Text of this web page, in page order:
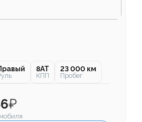
8AT
КПП
23 000 км
Пробег
₽